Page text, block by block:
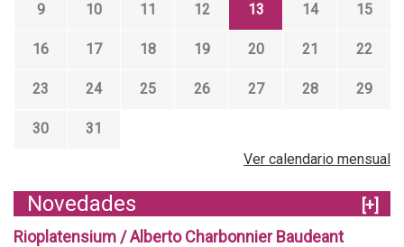
9 10 11 12 13 14 15
16 17 18 19 20 21 22
23 24 25 26 27 28 29
30
31
Ver calendario mensual
Novedades
[+]
Rioplatensium / Alberto Charbonnier Baudeant